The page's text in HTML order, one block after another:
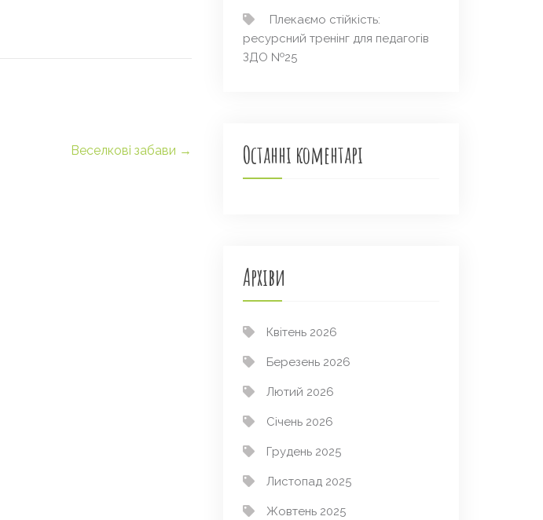
Веселкові забави →
Плекаємо стійкість:
ресурсний тренінг для педагогів
ЗДО №25
Останні коментарі
Архіви
Квітень 2026
Березень 2026
Лютий 2026
Січень 2026
Грудень 2025
Листопад 2025
Жовтень 2025